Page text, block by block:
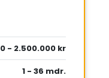
- 2.500.000 kr
1 - 36 mdr.